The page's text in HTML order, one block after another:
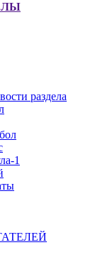
раздела
1